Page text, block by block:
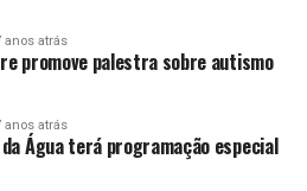
anos atrás
promove palestra sobre autismo
anos atrás
da Água terá programação especial